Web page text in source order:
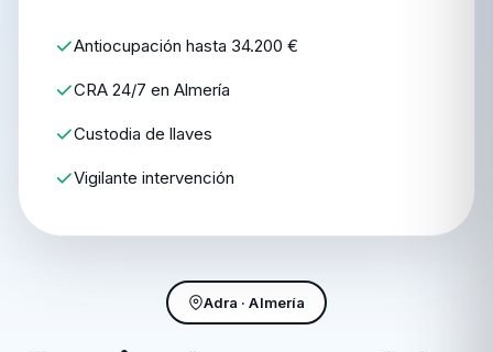
Adra · Almería
Antiocupación hasta 34.200 €
CRA 24/7 en Almería
Custodia de llaves
Vigilante intervención